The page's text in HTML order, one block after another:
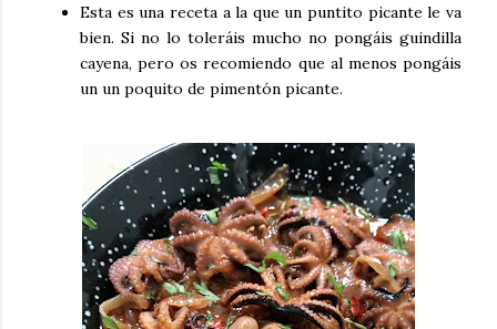
Esta es una receta a la que un puntito picante le va
bien. Si no lo toleráis mucho no pongáis guindilla
cayena, pero os recomiendo que al menos pongáis
un un poquito de pimentón picante.